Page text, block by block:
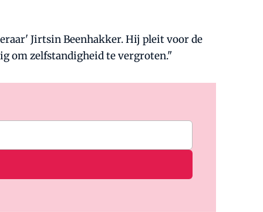
Jirtsin Beenhakker. Hij pleit voor de
om zelfstandigheid te vergroten."